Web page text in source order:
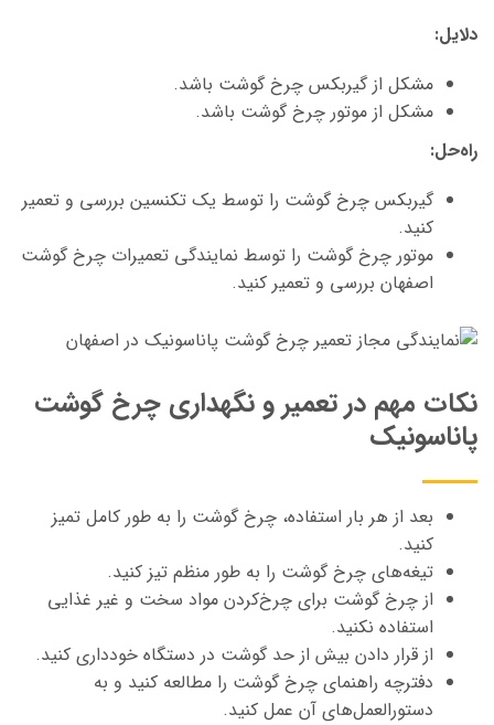
دلایل:
مشکل از گیربکس چرخ گوشت باشد.
مشکل از موتور چرخ گوشت باشد.
راه‌حل:
گیربکس چرخ گوشت را توسط یک تکنسین بررسی و تعمیر
کنید.
موتور چرخ گوشت را توسط نمایندگی تعمیرات چرخ گوشت
اصفهان بررسی و تعمیر کنید.
نکات مهم در تعمیر و نگهداری چرخ گوشت
پاناسونیک
بعد از هر بار استفاده، چرخ گوشت را به طور کامل تمیز
کنید.
تیغه‌های چرخ گوشت را به طور منظم تیز کنید.
از چرخ گوشت برای چرخ‌کردن مواد سخت و غیر غذایی
استفاده نکنید.
از قرار دادن بیش از حد گوشت در دستگاه خودداری کنید.
دفترچه راهنمای چرخ گوشت را مطالعه کنید و به
دستورالعمل‌های آن عمل کنید.